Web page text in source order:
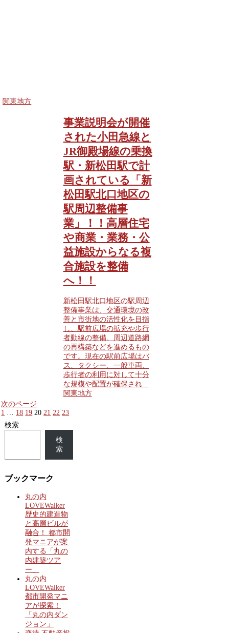
関東地方
事業説明会が開催
された小田急線と
JR御殿場線の乗換
駅・新松田駅で計
画されている「新
松田駅北口地区の
駅周辺整備事
業」！！高層住宅
や商業・業務・公
益施設からなる複
合施設を整備
へ！！
新松田駅北口地区の駅周辺
整備事業は、交通環境の改
善と市街地の活性化を目指
し、駅前広場の拡充や歩行
者動線の整備、周辺道路網
の再構築などを進めるもの
です。現在の駅前広場はバ
ス、タクシー、一般車両、
歩行者の利用に対して十分
な規模や配置が確保され...
関東地方
次のページ
1
18 19 20 21 22 23
検索
検
索
ブックマーク
丸の内
LOVEWalker
歴史的建造物
と高層ビルが
融合！ 都市開
発マニアが案
内する「丸の
内建築ツア
ー」
丸の内
LOVEWalker
都市開発マニ
アが探索！
「丸の内ダン
ジョン」